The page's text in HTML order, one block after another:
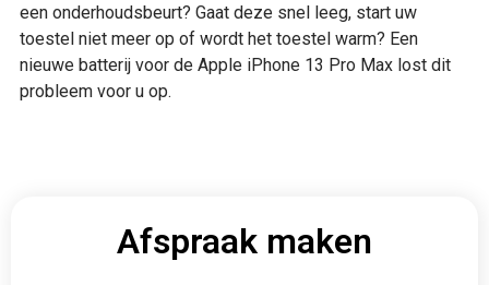
een onderhoudsbeurt? Gaat deze snel leeg, start uw
toestel niet meer op of wordt het toestel warm? Een
nieuwe batterij voor de Apple iPhone 13 Pro Max lost dit
probleem voor u op.
Afspraak maken